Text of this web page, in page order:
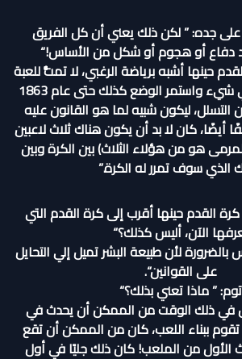
على جده: ” لكن ذلك يعني أن كل الفريق
دفاع أو هجوم أو شكل من الأساس!“
حينها أشبه برياضة الرغبي، لا تمتُّ للعبة
التي نعرفها الآن في شيء واستمر الوضع كذلك حتى عام 1863
التسلل، ليكون شبيه لما هو القانون عليه
أيضًا، كان لا بد أن يكون هناك ثلاث لاعبين
هو من هؤلاء الثلاث) بين الكرة وبين
الذي سوف تمرر له الكرة.”
القدم حينها أقرب إلى كرة القدم التي
الآن، أليس كذلك؟“
لأن طبيعة البشر تميل إلي التحايل
على القوانين“.
توم: ” ماذا تعني بذلك؟“
في ذلك الوقت من الممكن أن يحدث في
ببناء اللعب، كان من الممكن أن تقع
الأول من الملعب! كان ذلك جليًا في أول